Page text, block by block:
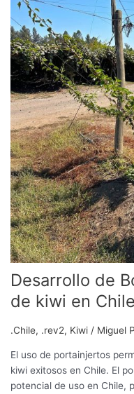
Desarrollo de
de kiwi en Chile
.Chile, .rev2, Kiwi / Miguel
El uso de portainjertos
kiwi exitosos en Chile. El
potencial de uso en Chile,
Bounty
como
portainjerto
de
kiwi
Chile